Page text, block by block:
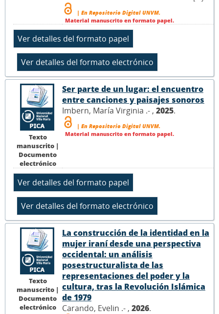
| En Repositorio Digital UNVM.
Material manuscrito en formato papel.
Texto
manuscrito |
Documento
electrónico
Ser parte de un lugar: el encuentro
entre canciones y paisajes sonoros
Imbern, María Virginia .- , 2025.
| En Repositorio Digital UNVM.
Material manuscrito en formato papel.
Texto
manuscrito |
Documento
electrónico
La construcción de la identidad en la
mujer iraní desde una perspectiva
occidental: un análisis
posestructuralista de las
representaciones del poder y la
cultura, tras la Revolución Islámica
de 1979
Carando, Evelin .- , 2026.